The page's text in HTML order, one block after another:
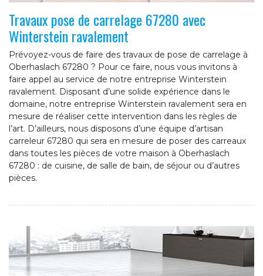
Travaux pose de carrelage 67280 avec
Winterstein ravalement
Prévoyez-vous de faire des travaux de pose de carrelage à
Oberhaslach 67280 ? Pour ce faire, nous vous invitons à
faire appel au service de notre entreprise Winterstein
ravalement. Disposant d’une solide expérience dans le
domaine, notre entreprise Winterstein ravalement sera en
mesure de réaliser cette intervention dans les règles de
l’art. D’ailleurs, nous disposons d’une équipe d’artisan
carreleur 67280 qui sera en mesure de poser des carreaux
dans toutes les pièces de votre maison à Oberhaslach
67280 : de cuisine, de salle de bain, de séjour ou d’autres
pièces.